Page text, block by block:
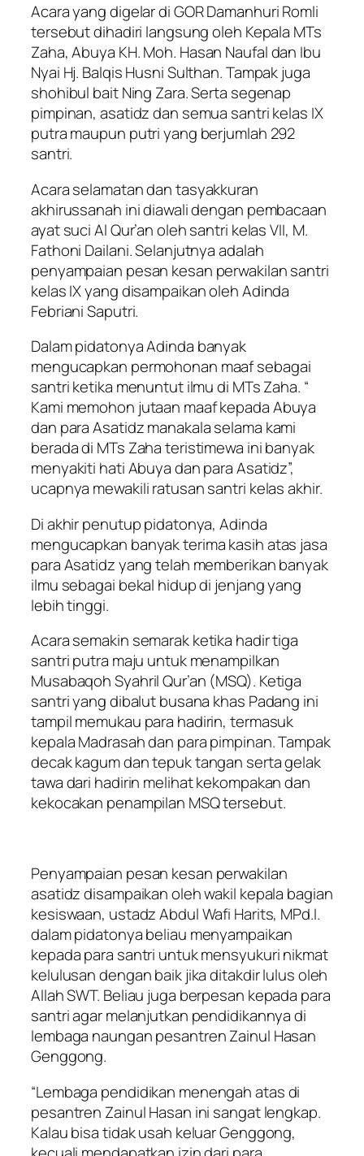
Acara yang digelar di GOR Damanhuri Romli
tersebut dihadiri langsung oleh Kepala MTs
Zaha, Abuya KH. Moh. Hasan Naufal dan Ibu
Nyai Hj. Balqis Husni Sulthan. Tampak juga
shohibul bait Ning Zara. Serta segenap
pimpinan, asatidz dan semua santri kelas IX
putra maupun putri yang berjumlah 292
santri.
Acara selamatan dan tasyakkuran
akhirussanah ini diawali dengan pembacaan
ayat suci Al Qur’an oleh santri kelas VII, M.
Fathoni Dailani. Selanjutnya adalah
penyampaian pesan kesan perwakilan santri
kelas IX yang disampaikan oleh Adinda
Febriani Saputri.
Dalam pidatonya Adinda banyak
mengucapkan permohonan maaf sebagai
santri ketika menuntut ilmu di MTs Zaha. “
Kami memohon jutaan maaf kepada Abuya
dan para Asatidz manakala selama kami
berada di MTs Zaha teristimewa ini banyak
menyakiti hati Abuya dan para Asatidz”,
ucapnya mewakili ratusan santri kelas akhir.
Di akhir penutup pidatonya, Adinda
mengucapkan banyak terima kasih atas jasa
para Asatidz yang telah memberikan banyak
ilmu sebagai bekal hidup di jenjang yang
lebih tinggi.
Acara semakin semarak ketika hadir tiga
santri putra maju untuk menampilkan
Musabaqoh Syahril Qur’an (MSQ). Ketiga
santri yang dibalut busana khas Padang ini
tampil memukau para hadirin, termasuk
kepala Madrasah dan para pimpinan. Tampak
decak kagum dan tepuk tangan serta gelak
tawa dari hadirin melihat kekompakan dan
kekocakan penampilan MSQ tersebut.
Penyampaian pesan kesan perwakilan
asatidz disampaikan oleh wakil kepala bagian
kesiswaan, ustadz Abdul Wafi Harits, MPd.I.
dalam pidatonya beliau menyampaikan
kepada para santri untuk mensyukuri nikmat
kelulusan dengan baik jika ditakdir lulus oleh
Allah SWT. Beliau juga berpesan kepada para
santri agar melanjutkan pendidikannya di
lembaga naungan pesantren Zainul Hasan
Genggong.
“Lembaga pendidikan menengah atas di
pesantren Zainul Hasan ini sangat lengkap.
Kalau bisa tidak usah keluar Genggong,